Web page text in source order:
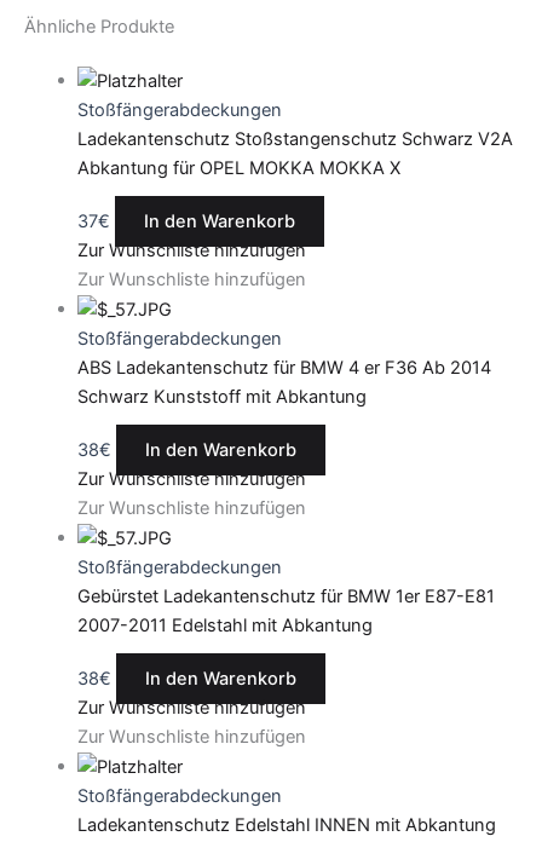
Ähnliche Produkte
Stoßfängerabdeckungen
Ladekantenschutz Stoßstangenschutz Schwarz V2A
Abkantung für OPEL MOKKA MOKKA X
37€
In den Warenkorb
Zur Wunschliste hinzufügen
Zur Wunschliste hinzufügen
Stoßfängerabdeckungen
ABS Ladekantenschutz für BMW 4 er F36 Ab 2014
Schwarz Kunststoff mit Abkantung
38€
In den Warenkorb
Zur Wunschliste hinzufügen
Zur Wunschliste hinzufügen
Stoßfängerabdeckungen
Gebürstet Ladekantenschutz für BMW 1er E87-E81
2007-2011 Edelstahl mit Abkantung
38€
In den Warenkorb
Zur Wunschliste hinzufügen
Zur Wunschliste hinzufügen
Stoßfängerabdeckungen
Ladekantenschutz Edelstahl INNEN mit Abkantung